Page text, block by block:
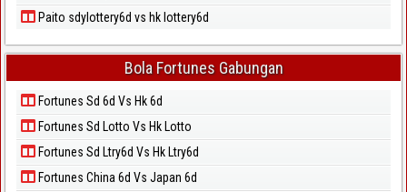
Paito sdylottery6d vs hk lottery6d
Bola Fortunes Gabungan
Fortunes Sd 6d Vs Hk 6d
Fortunes Sd Lotto Vs Hk Lotto
Fortunes Sd Ltry6d Vs Hk Ltry6d
Fortunes China 6d Vs Japan 6d